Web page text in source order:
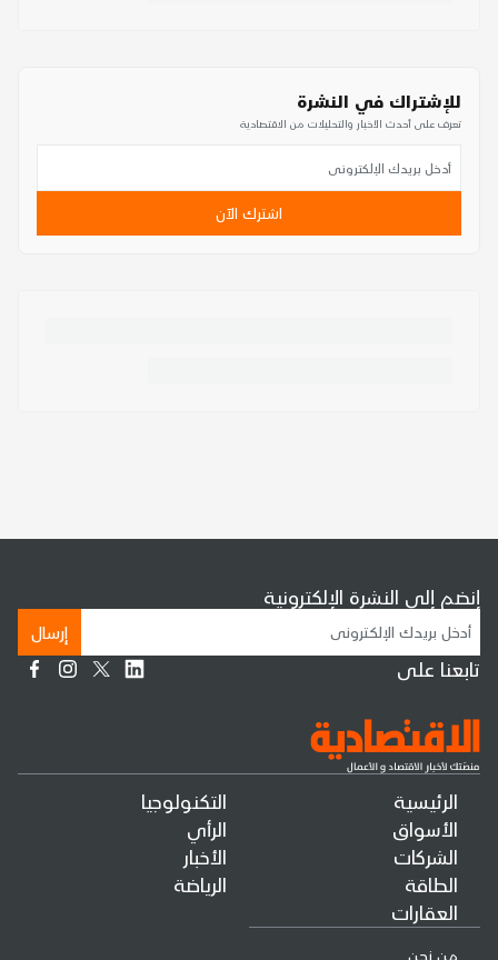
للإشتراك في النشرة
تعرف على أحدث الأخبار والتحليلات من الاقتصادية
اشترك الآن
الرئيسية
الأسواق
الشركات
الطاقة
العقارات
التكنولوجيا
الرأي
الأخبار
الرياضة
من نحن
إنضم إلى النشرة الإلكترونية
إرسال
تابعنا على